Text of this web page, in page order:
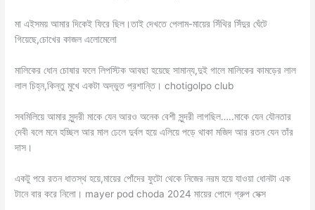
মা এইসময় আমার দিকেই ফিরে ছিল।তাই দেখতে পেলাম-মায়ের সিঁথির সিঁদুর ঘেঁটে
গিয়েছে,চোখের কাজল এলোমেলো
মালিকের ধোন চোষার ফলে লিপস্টিক আবছা হয়েছে সামান্য,দুই গালে মালিকের কামড়ের লাল
লাল চিহ্ন,কিন্তু মুখে একটা অদ্ভুত প্রশান্তি। chotigolpo club
সবমিলিয়ে আমার সুন্দরী মাকে যেন আরও অনেক বেশী সুন্দরী লাগছিল…..মাকে যেন যৌনতার
দেবী বলে মনে হচ্ছিল আর মাল ঢেলে দুর্বল হয়ে এলিয়ে পড়ে থাকা মজিদ আর রতন যেন তাঁর
দাস।
একটু পরে রতন ধাতস্থ হয়ে,মায়ের পোঁদের ফুটো থেকে নিজের নরম হয়ে যাওয়া ধোনটা এক
টানে বার করে নিলো। mayer pod choda 2024 মায়ের পোদে গ্রুপ সেক্স